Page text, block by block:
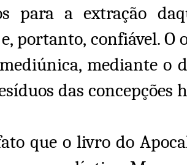
para a extração
portanto, confiável.
mediante o
das concepções
que o livro do